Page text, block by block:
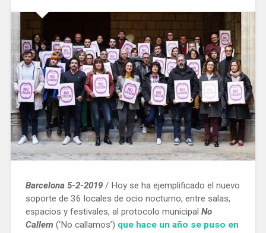
Barcelona 5-2-2019/ Hoy se ha ejemplificado el nuevo
soporte de 36 locales de ocio nocturno, entre salas,
espacios y festivales, al protocolo municipal No
Callem (‘No callamos’) que hace un año se puso en